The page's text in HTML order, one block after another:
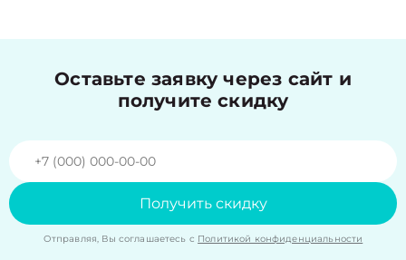
Оставьте заявку через сайт и
получите скидку
Получить скидку
Отправляя, Вы соглашаетесь с Политикой конфиденциальности